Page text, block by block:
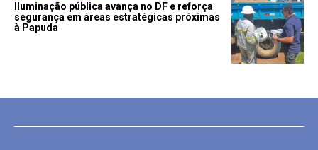
Iluminação pública avança no DF e reforça
segurança em áreas estratégicas próximas
à Papuda